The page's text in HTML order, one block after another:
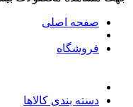
صفحه اصلی
فروشگاه
دسته بندی کالاها